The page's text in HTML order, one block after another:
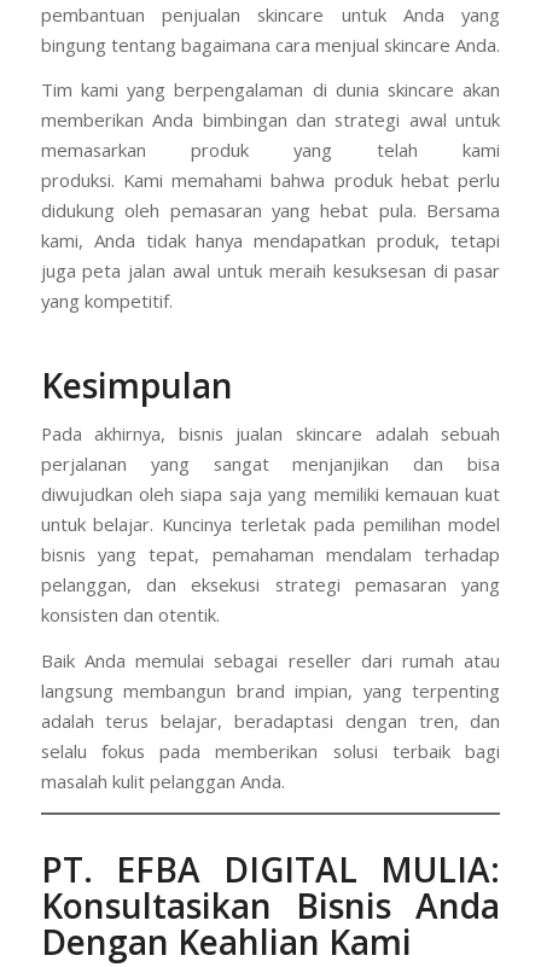
pembantuan penjualan skincare untuk Anda yang
bingung tentang bagaimana cara menjual skincare Anda.
Tim kami yang berpengalaman di dunia skincare akan
memberikan Anda bimbingan dan strategi awal untuk
memasarkan produk yang telah kami
produksi. Kami memahami bahwa produk hebat perlu
didukung oleh pemasaran yang hebat pula. Bersama
kami, Anda tidak hanya mendapatkan produk, tetapi
juga peta jalan awal untuk meraih kesuksesan di pasar
yang kompetitif.
Kesimpulan
Pada akhirnya, bisnis jualan skincare adalah sebuah
perjalanan yang sangat menjanjikan dan bisa
diwujudkan oleh siapa saja yang memiliki kemauan kuat
untuk belajar. Kuncinya terletak pada pemilihan model
bisnis yang tepat, pemahaman mendalam terhadap
pelanggan, dan eksekusi strategi pemasaran yang
konsisten dan otentik.
Baik Anda memulai sebagai reseller dari rumah atau
langsung membangun brand impian, yang terpenting
adalah terus belajar, beradaptasi dengan tren, dan
selalu fokus pada memberikan solusi terbaik bagi
masalah kulit pelanggan Anda.
PT. EFBA DIGITAL MULIA:
Konsultasikan Bisnis Anda
Dengan Keahlian Kami